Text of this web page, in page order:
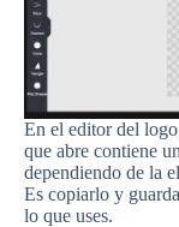
En el editor del
que abre contiene
dependiendo de la
Es copiarlo y
lo que uses.